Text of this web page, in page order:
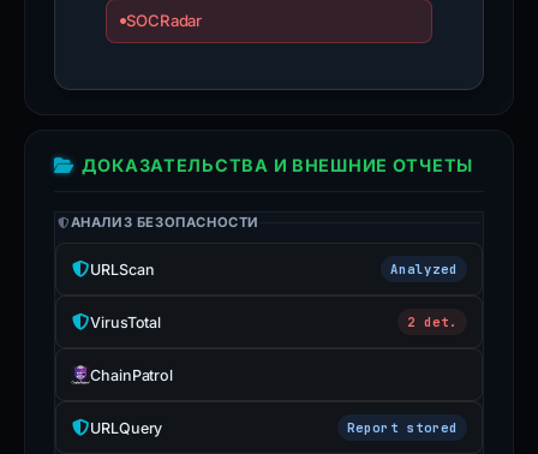
SOCRadar
ДОКАЗАТЕЛЬСТВА И ВНЕШНИЕ ОТЧЕТЫ
АНАЛИЗ БЕЗОПАСНОСТИ
URLScan Analyzed
VirusTotal 2 det.
ChainPatrol
URLQuery Report stored